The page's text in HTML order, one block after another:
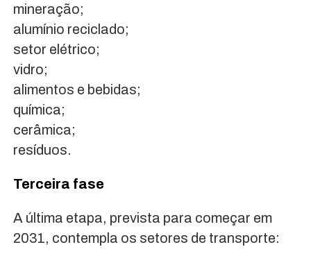
mineração;
alumínio reciclado;
setor elétrico;
vidro;
alimentos e bebidas;
química;
cerâmica;
resíduos.
Terceira fase
A última etapa, prevista para começar em
2031, contempla os setores de transporte: